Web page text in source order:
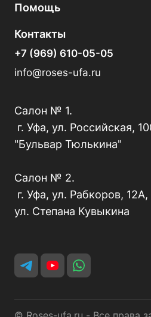
Помощь
Контакты
+7 (969) 610-05-05
info@roses-ufa.ru
Салон № 1.
г. Уфа, ул. Российская,
"Бульвар Тюлькина"
Салон № 2.
г. Уфа, ул. Рабкоров,
ул. Степана Кувыкина